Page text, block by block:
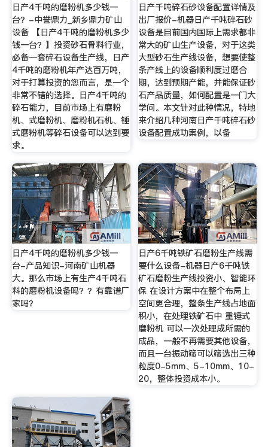
日产4千吨的磨粉机多少钱一
台？-中誉鼎力_新乡鼎力矿山
设备 【日产4千吨的磨粉机多少
钱一台？】投资砂石骨料行业，
必备一套碎石设备生产线，日产
4千吨的磨粉机年产达百万吨，
对于打算投资的您而言，是一个
非常不错的选择。日产4千吨的
碎石能力，目前市场上有磨粉
机、式磨粉机、磨粉机石机、锤
式磨粉机等碎石设备可以达到要
求。
日产千吨碎石砂设备配置详情及
出厂报价-机器日产千吨碎石砂
设备是目前国内国际上需求都非
常大的矿山生产设备，对于这类
大型砂石生产线设备，想要使整
条产线上的设备顺利度过磨合
期，达到预期产能，并能保证砂
石产品质量，如何配置是一门大
学问。本文针对此种情况，特地
来介绍几种河南日产千吨碎石砂
设备配置成功案例，以备
日产4千吨的磨粉机多少钱一
台-产品知识-河南矿山机器
大。那么市场上有生产4千吨石
料的磨粉机设备吗？？有靠谱厂
家吗？
日产6千吨铁矿石磨粉生产线需
要什么设备-机器日产6千吨铁
矿石磨粉生产线投资小、智能环
保 在设计方案中在整个布局上
空间更合理，整条生产线占地面
积小，在处理铁矿石中 重锤式
磨粉机 可以一次处理成所需的
成品，一般不再需要其他设备，
而且一台振动筛可以筛选出三种
粒度0-5mm、5-10mm、10-
20，整体投资成本小。